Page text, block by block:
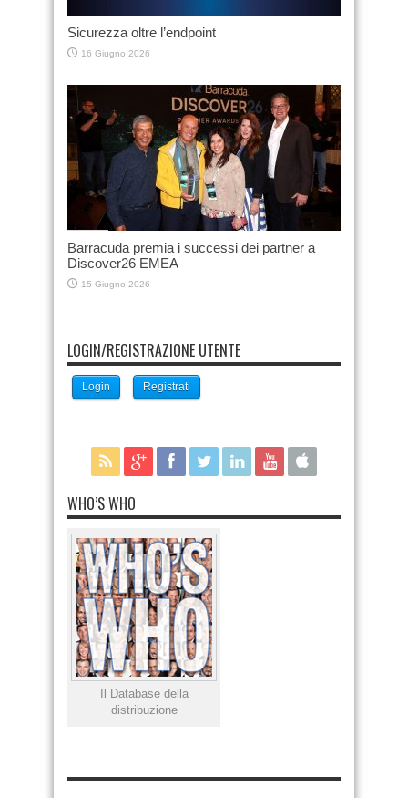
Sicurezza oltre l’endpoint
16 Giugno 2026
Barracuda premia i successi dei partner a
Discover26 EMEA
15 Giugno 2026
LOGIN/REGISTRAZIONE UTENTE
Login Registrati
WHO’S WHO
Il Database della
distribuzione